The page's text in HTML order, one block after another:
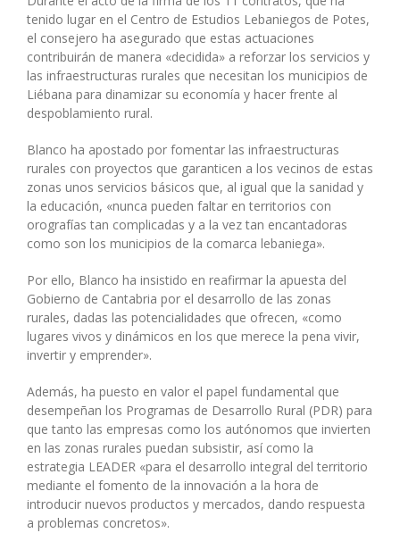
tenido lugar en el Centro de Estudios Lebaniegos de Potes,
el consejero ha asegurado que estas actuaciones
contribuirán de manera «decidida» a reforzar los servicios y
las infraestructuras rurales que necesitan los municipios de
Liébana para dinamizar su economía y hacer frente al
despoblamiento rural.
Blanco ha apostado por fomentar las infraestructuras
rurales con proyectos que garanticen a los vecinos de estas
zonas unos servicios básicos que, al igual que la sanidad y
la educación, «nunca pueden faltar en territorios con
orografías tan complicadas y a la vez tan encantadoras
como son los municipios de la comarca lebaniega».
Por ello, Blanco ha insistido en reafirmar la apuesta del
Gobierno de Cantabria por el desarrollo de las zonas
rurales, dadas las potencialidades que ofrecen, «como
lugares vivos y dinámicos en los que merece la pena vivir,
invertir y emprender».
Además, ha puesto en valor el papel fundamental que
desempeñan los Programas de Desarrollo Rural (PDR) para
que tanto las empresas como los autónomos que invierten
en las zonas rurales puedan subsistir, así como la
estrategia LEADER «para el desarrollo integral del territorio
mediante el fomento de la innovación a la hora de
introducir nuevos productos y mercados, dando respuesta
a problemas concretos».